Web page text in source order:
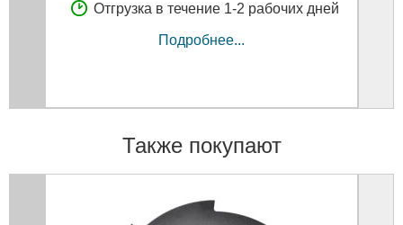
Отгрузка в течение 1-2 рабочих дней
Подробнее...
Также покупают